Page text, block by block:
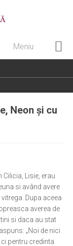
Meniu
Neon și cu
Cilicia, Lisie, erau
si având avere
Dupa aceea
averea de
si daca au stat
„Noi de nici
pentru credinta